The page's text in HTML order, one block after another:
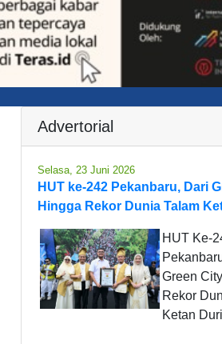
Advertorial
Selasa, 23 Juni 2026
HUT ke-242 Pekanbaru, Dari
Hingga Rekor Dunia Talam
HUT Ke-
Green
Rekor
Ketan